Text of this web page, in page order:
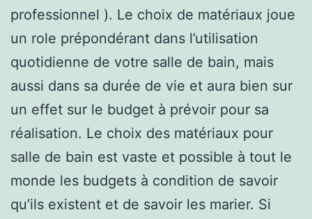
professionnel ). Le choix de matériaux joue
un role prépondérant dans l’utilisation
quotidienne de votre salle de bain, mais
aussi dans sa durée de vie et aura bien sur
un effet sur le budget à prévoir pour sa
réalisation. Le choix des matériaux pour
salle de bain est vaste et possible à tout le
monde les budgets à condition de savoir
qu’ils existent et de savoir les marier. Si